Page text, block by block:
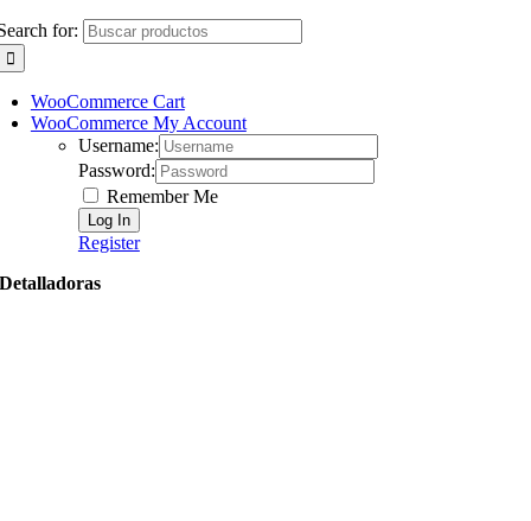
for:
WooCommerce Cart
WooCommerce My Account
Username:
Password:
Remember Me
Register
Detalladoras